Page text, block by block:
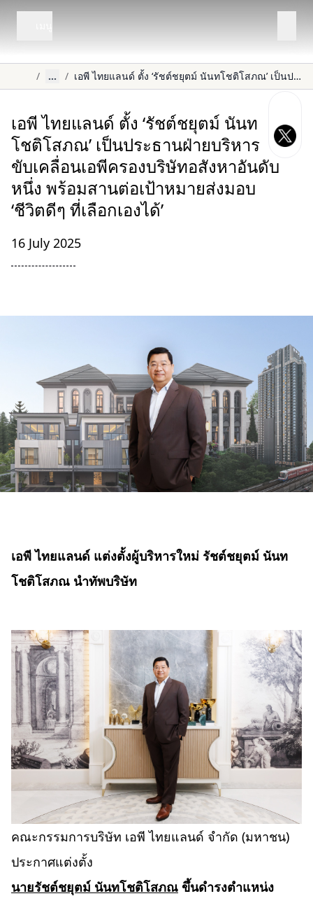
/ ... / เอพี ไทยแลนด์ ตั้ง ‘รัชต์ชยุตม์ นันทโชติโสภณ’ เป็นประธานฝ่ายบริหาร ขับเคลื่อนเอพีครองบริษัทอสังหาอันดับหนึ่ง พร้อมสานต่อเป้าหมายส่งมอบ ‘ชีวิตดีๆ ที่เลือกเองได้’
เอพี ไทยแลนด์ ตั้ง ‘รัชต์ชยุตม์ นันท
โชติโสภณ’ เป็นประธานฝ่ายบริหาร
ขับเคลื่อนเอพีครองบริษัทอสังหาอันดับ
หนึ่ง พร้อมสานต่อเป้าหมายส่งมอบ
‘ชีวิตดีๆ ที่เลือกเองได้’
16 July 2025
เอพี ไทยแลนด์ แต่งตั้งผู้บริหารใหม่ รัชต์ชยุตม์ นันท
โชติโสภณ นำทัพบริษัท
คณะกรรมการบริษัท เอพี ไทยแลนด์ จำกัด (มหาชน)
ประกาศแต่งตั้ง
นายรัชต์ชยุตม์ นันทโชติโสภณ ขึ้นดำรงตำแหน่ง